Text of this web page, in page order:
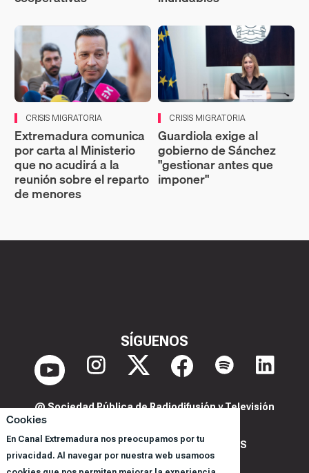
Cookies
En Canal Extremadura nos preocupamos por tu
privacidad. Al navegar por nuestra web usamoos
CRISIS MIGRATORIA
Extremadura comunica
por carta al Ministerio
que no acudirá a la
reunión sobre el reparto
de menores
CRISIS MIGRATORIA
Guardiola exige al
gobierno de Sánchez
"gestionar antes que
imponer"
SÍGUENOS
@ Sociedad Pública de Radiodifusión y Televisión
POLITICA DE PRIVACIDAD Y COOKIES